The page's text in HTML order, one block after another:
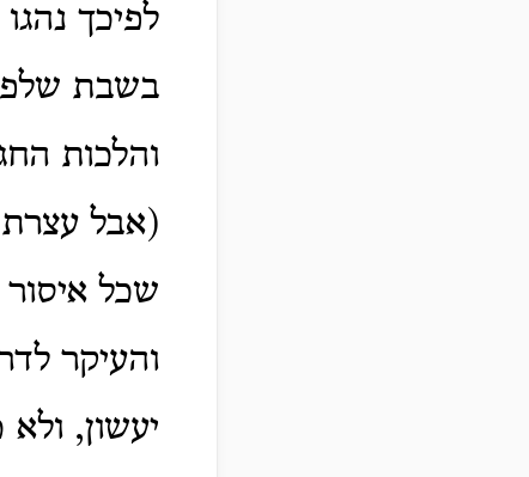
לפיכך
בשבת
והלכות
(אבל עצרת
שכל איסור
והעיקר
יעשון, ולא